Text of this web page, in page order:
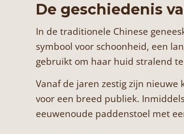
De geschiedenis
In de traditionele Chinese
symbool voor schoonheid, een
gebruikt om haar huid stralend
Vanaf de jaren zestig zijn
voor een breed publiek.
eeuwenoude paddenstoel met